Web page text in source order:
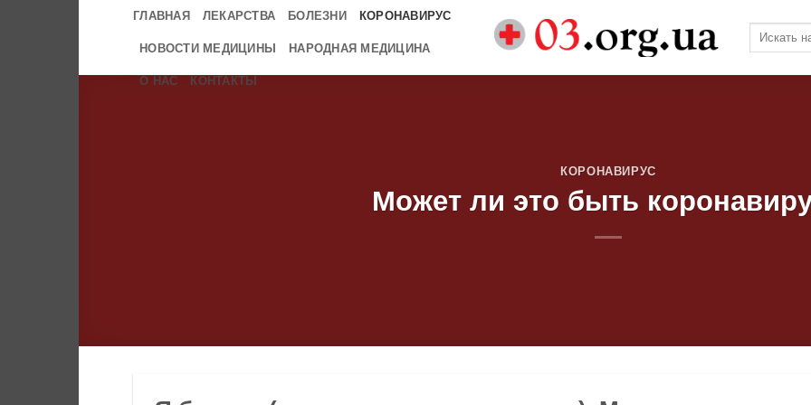
ГЛАВНАЯ ЛЕКАРСТВА БОЛЕЗНИ КОРОНАВИРУС
НОВОСТИ МЕДИЦИНЫ НАРОДНАЯ МЕДИЦИНА
О НАС КОНТАКТЫ
КОРОНАВИРУС
Может ли это быть